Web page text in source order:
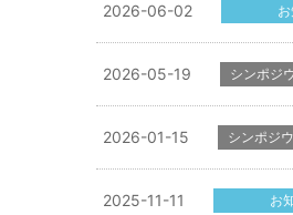
2026-06-02
2026-05-19 シンポジ
2026-01-15 シンポジ
2025-11-11 お